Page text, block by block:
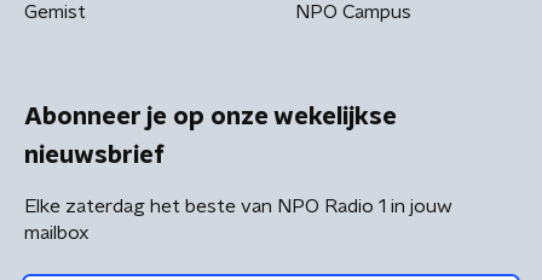
Gemist NPO Campus
Abonneer je op onze wekelijkse
nieuwsbrief
Elke zaterdag het beste van NPO Radio 1 in jouw
mailbox